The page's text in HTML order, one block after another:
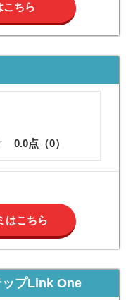
こちら
0.0点（0）
はこちら
ップLink One